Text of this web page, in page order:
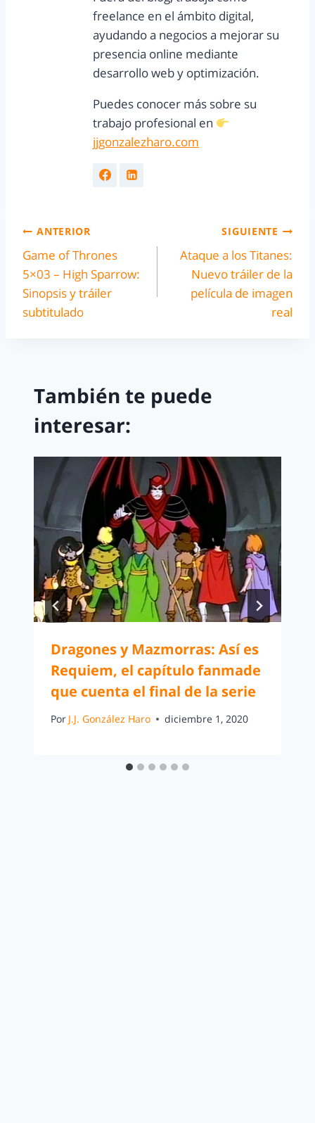
freelance en el ámbito digital,
ayudando a negocios a mejorar su
presencia online mediante
desarrollo web y optimización.
Puedes conocer más sobre su
trabajo profesional en
jjgonzalezharo.com
ANTERIOR
Game of Thrones
5×03 – High Sparrow:
Sinopsis y tráiler
subtitulado
SIGUIENTE
Ataque a los Titanes:
Nuevo tráiler de la
película de imagen
real
También te puede
interesar:
Dragones y Mazmorras: Así es
Requiem, el capítulo fanmade
que cuenta el final de la serie
Por J.J. González Haro diciembre 1, 2020